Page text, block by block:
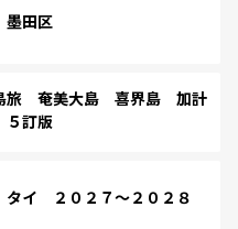
田区
旅 奄美大島 喜界島 加計
訂版
イ ２０２７～２０２８